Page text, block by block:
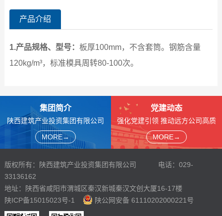
产品介绍
1.产品规格、型号： 板厚100mm，不含套筒。钢筋含量
120kg/m³，标准模具周转80-100次。
集团简介
陕西建筑产业投资集团有限公司
成立于2014年7月，是陕西建工
集团股份有限公司的重要子企
业，肩负“助推建筑绿色革命，领
航产业和谐发展”的使命。
MORE→
党建动态
强化党建引领 推动远方公司高质
量发展
关注党建动态,旨在宣传党的方针
政策、展示党建动态。
MORE→
版权所有：陕西建筑产业投资集团有限公司 电话：029-
33136162
地址：陕西省咸阳市渭城区秦汉新城秦汉文创大厦16-17楼
陕ICP备15015023号-1
陕公网安备 61110202000221号